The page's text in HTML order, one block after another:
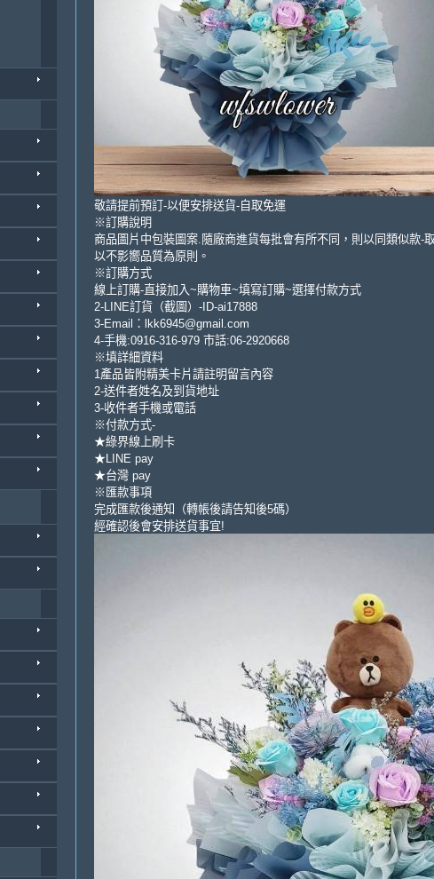
敬請提前預訂-以便安排送貨-自取免運
※訂購說明
商品圖片中包裝圖案.隨廠商進貨每批會有所不同，則以同類似款-
以不影嚮品質為原則。
※訂購方式
線上訂購-直接加入~購物車~填寫訂購~選擇付款方式
2-LINE訂貨（截圖）-ID-ai17888
3-Email：lkk6945@gmail.com
4-手機:0916-316-979 市話:06-2920668
※填詳細資料
1產品皆附精美卡片請註明留言內容
2-送件者姓名及到貨地址
3-收件者手機或電話
※付款方式-
★綠界線上刷卡
★LINE pay
★台灣 pay
※匯款事項
完成匯款後通知（轉帳後請告知後5碼）
經確認後會安排送貨事宜!